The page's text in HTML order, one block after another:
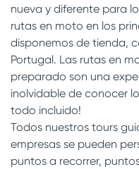
nueva y diferente para
rutas en moto en los
disponemos de tienda,
Portugal. Las rutas en
preparado son una
inolvidable de conocer
todo incluido!
Todos nuestros tours
empresas se pueden
puntos a recorrer,